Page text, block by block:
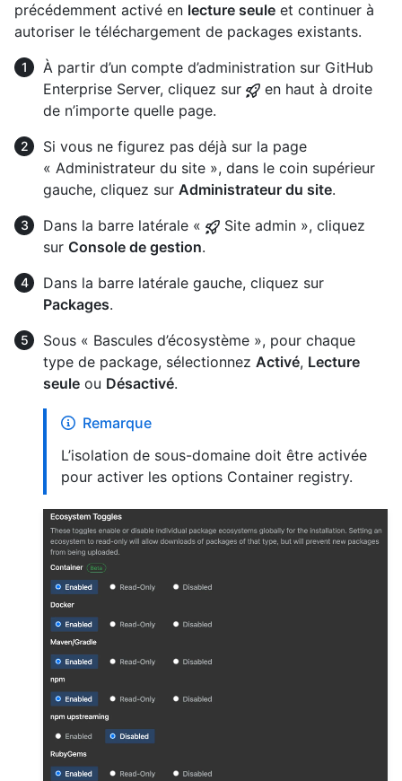
précédemment activé en lecture seule et continuer à
autoriser le téléchargement de packages existants.
À partir d’un compte d’administration sur GitHub
Enterprise Server, cliquez sur
en haut à droite
de n’importe quelle page.
Si vous ne figurez pas déjà sur la page
« Administrateur du site », dans le coin supérieur
gauche, cliquez sur Administrateur du site.
Dans la barre latérale «
Site admin », cliquez
sur Console de gestion.
Dans la barre latérale gauche, cliquez sur
Packages.
Sous « Bascules d’écosystème », pour chaque
type de package, sélectionnez Activé, Lecture
seule ou Désactivé.
Remarque
L’isolation de sous-domaine doit être activée
pour activer les options Container registry.